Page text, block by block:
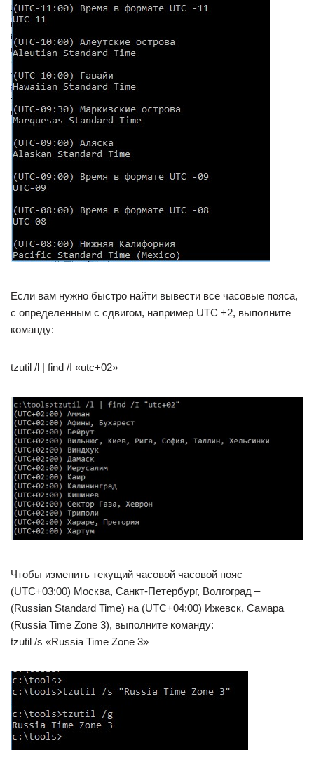
Если вам нужно быстро найти вывести все часовые пояса,
с определенным с сдвигом, например UTC +2, выполните
команду:
tzutil /l | find /I «utc+02»
Чтобы изменить текущий часовой часовой пояс
(UTC+03:00) Москва, Санкт-Петербург, Волгоград –
(Russian Standard Time) на (UTC+04:00) Ижевск, Самара
(Russia Time Zone 3), выполните команду:
tzutil /s «Russia Time Zone 3»